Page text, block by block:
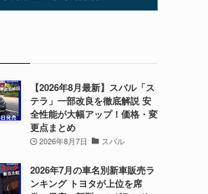
【2026年8月最新】スバル「ス
テラ」一部改良を徹底解説 安
全性能が大幅アップ！価格・変
更点まとめ
2026年8月7日 スバル
2026年7月の車名別新車販売ラ
ンキング トヨタが上位を席